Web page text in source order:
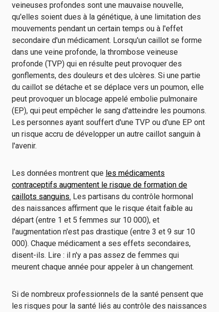
veineuses profondes sont une mauvaise nouvelle,
qu'elles soient dues à la génétique, à une limitation des
mouvements pendant un certain temps ou à l'effet
secondaire d'un médicament. Lorsqu'un caillot se forme
dans une veine profonde, la thrombose veineuse
profonde (TVP) qui en résulte peut provoquer des
gonflements, des douleurs et des ulcères. Si une partie
du caillot se détache et se déplace vers un poumon, elle
peut provoquer un blocage appelé embolie pulmonaire
(EP), qui peut empêcher le sang d'atteindre les poumons.
Les personnes ayant souffert d'une TVP ou d'une EP ont
un risque accru de développer un autre caillot sanguin à
l'avenir.
Les données montrent que les médicaments
contraceptifs augmentent le risque de formation de
caillots sanguins. Les partisans du contrôle hormonal
des naissances affirment que le risque était faible au
départ (entre 1 et 5 femmes sur 10 000), et
l'augmentation n'est pas drastique (entre 3 et 9 sur 10
000). Chaque médicament a ses effets secondaires,
disent-ils. Lire : il n'y a pas assez de femmes qui
meurent chaque année pour appeler à un changement.
Si de nombreux professionnels de la santé pensent que
les risques pour la santé liés au contrôle des naissances